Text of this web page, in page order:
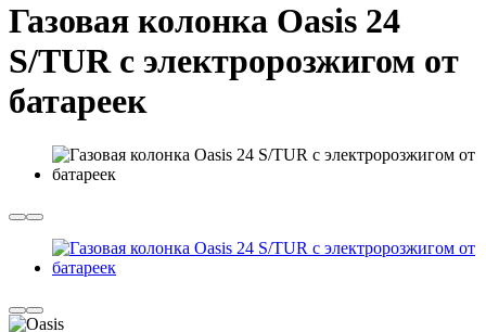
Газовая колонка Oasis 24
S/TUR с электророзжигом от
батареек